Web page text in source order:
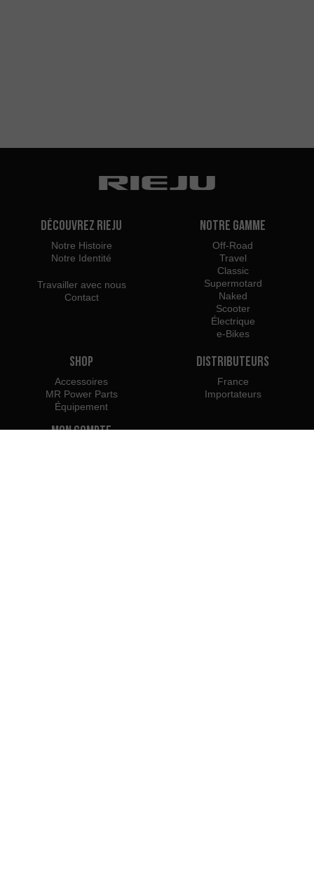
Découvrez Rieju
Notre Histoire
Notre Identité
Travailler avec nous
Contact
Notre Gamme
Off-Road
Travel
Classic
Supermotard
Naked
Scooter
Électrique
e-Bikes
Shop
Accessoires
MR Power Parts
Équipement
Mon Compte
Distributeurs
France
Importateurs